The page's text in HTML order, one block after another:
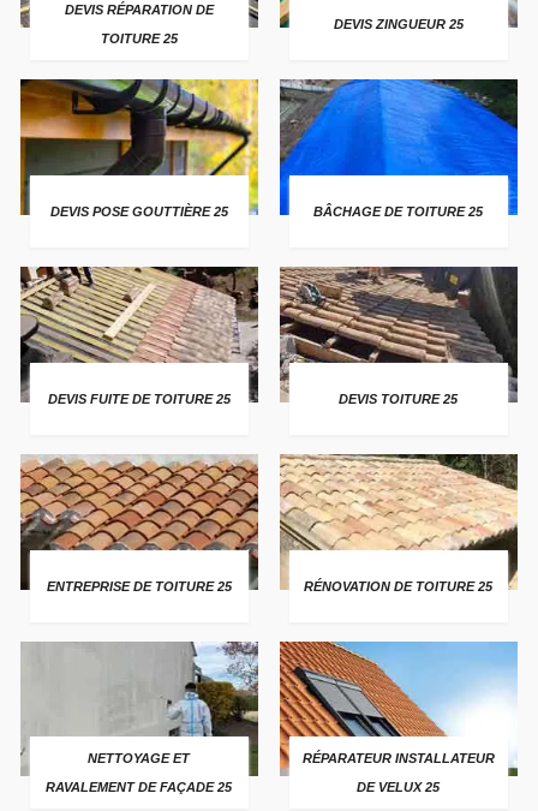
DEVIS RÉPARATION DE
TOITURE 25
DEVIS ZINGUEUR 25
DEVIS POSE GOUTTIÈRE 25 BÂCHAGE DE TOITURE 25
DEVIS FUITE DE TOITURE 25 DEVIS TOITURE 25
ENTREPRISE DE TOITURE 25 RÉNOVATION DE TOITURE 25
NETTOYAGE ET
RAVALEMENT DE FAÇADE 25
RÉPARATEUR INSTALLATEUR
DE VELUX 25